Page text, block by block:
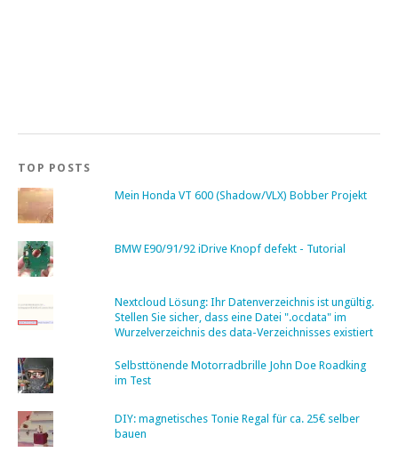
TOP POSTS
Mein Honda VT 600 (Shadow/VLX) Bobber Projekt
BMW E90/91/92 iDrive Knopf defekt - Tutorial
Nextcloud Lösung: Ihr Datenverzeichnis ist ungültig.
Stellen Sie sicher, dass eine Datei ".ocdata" im
Wurzelverzeichnis des data-Verzeichnisses existiert
Selbsttönende Motorradbrille John Doe Roadking
im Test
DIY: magnetisches Tonie Regal für ca. 25€ selber
bauen